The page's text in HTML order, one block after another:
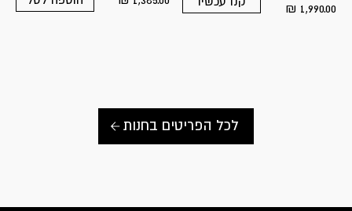
1,990.00
₪
This
לכל הפריטים בחנות